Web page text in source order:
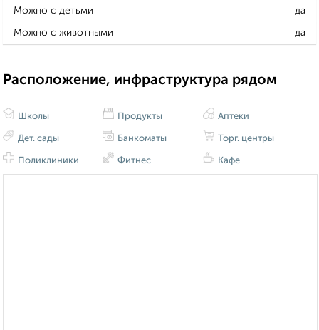
Можно с детьми да
Можно с животными да
Расположение, инфраструктура рядом
Школы
Дет. сады
Поликлиники
Продукты
Банкоматы
Фитнес
Аптеки
Торг. центры
Кафе